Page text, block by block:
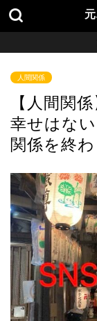
人間関係
【人間関
幸せはな
関係を終